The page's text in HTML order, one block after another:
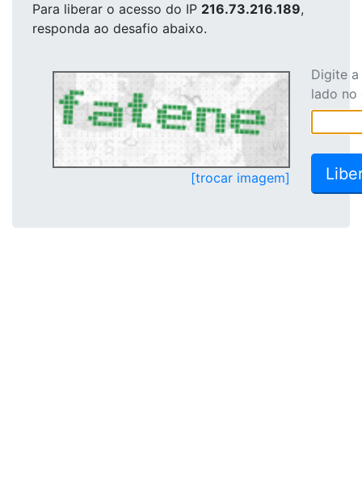
Para liberar o acesso do IP 216.73.216.189,
responda ao desafio abaixo.
[trocar imagem]
Digite
lado no